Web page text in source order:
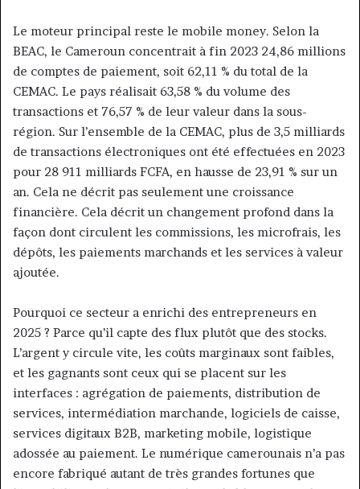
Le moteur principal reste le mobile money. Selon la
BEAC, le Cameroun concentrait à fin 2023 24,86 millions
de comptes de paiement, soit 62,11 % du total de la
CEMAC. Le pays réalisait 63,58 % du volume des
transactions et 76,57 % de leur valeur dans la sous-
région. Sur l’ensemble de la CEMAC, plus de 3,5 milliards
de transactions électroniques ont été effectuées en 2023
pour 28 911 milliards FCFA, en hausse de 23,91 % sur un
an. Cela ne décrit pas seulement une croissance
financière. Cela décrit un changement profond dans la
façon dont circulent les commissions, les microfrais, les
dépôts, les paiements marchands et les services à valeur
ajoutée.
Pourquoi ce secteur a enrichi des entrepreneurs en
2025 ? Parce qu’il capte des flux plutôt que des stocks.
L’argent y circule vite, les coûts marginaux sont faibles,
et les gagnants sont ceux qui se placent sur les
interfaces : agrégation de paiements, distribution de
services, intermédiation marchande, logiciels de caisse,
services digitaux B2B, marketing mobile, logistique
adossée au paiement. Le numérique camerounais n’a pas
encore fabriqué autant de très grandes fortunes que